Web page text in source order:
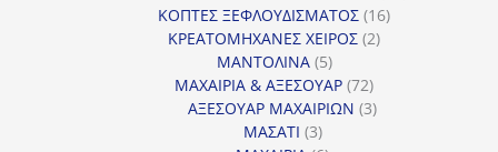
ΚΟΠΤΕΣ ΞΕΦΛΟΥΔΙΣΜΑΤΟΣ 1616
ΚΡΕΑΤΟΜΗΧΑΝΕΣ ΧΕΙΡΟΣ 22
ΜΑΝΤΟΛΙΝΑ 55
προϊόντα
ΜΑΧΑΙΡΙΑ & ΑΞΕΣΟΥΑΡ 7272
προϊόντα
ΑΞΕΣΟΥΑΡ ΜΑΧΑΙΡΙΩΝ 33
ΜΑΣΑΤΙ 33